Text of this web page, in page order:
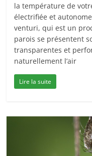
la température de
électrifiée et
venturi, qui est un
parois se présentent
transparentes et
naturellement l’air
Lire la suite